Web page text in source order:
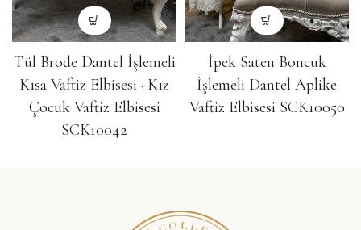
Tül Brode Dantel İşlemeli
Kısa Vaftiz Elbisesi · Kız
Çocuk Vaftiz Elbisesi
SCK10042
İpek Saten Boncuk
İşlemeli Dantel Aplike
Vaftiz Elbisesi SCK10050